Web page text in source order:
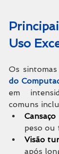
Uso
Os sintomas
do
em
comuns
peso ou
Visão
após